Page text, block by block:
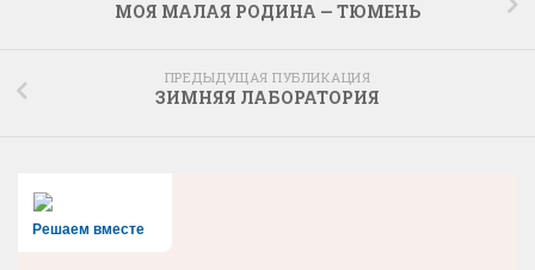
МОЯ МАЛАЯ РОДИНА — ТЮМЕНЬ
ПРЕДЫДУЩАЯ ПУБЛИКАЦИЯ
ЗИМНЯЯ ЛАБОРАТОРИЯ
Решаем вместе